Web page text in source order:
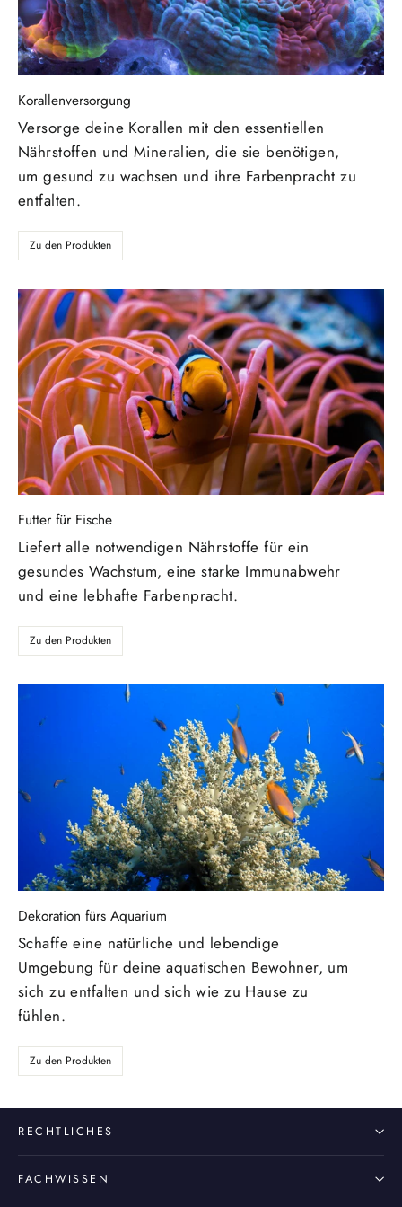
Korallenversorgung
Versorge deine Korallen mit den essentiellen
Nährstoffen und Mineralien, die sie benötigen,
um gesund zu wachsen und ihre Farbenpracht zu
entfalten.
Zu den Produkten
Futter für Fische
Liefert alle notwendigen Nährstoffe für ein
gesundes Wachstum, eine starke Immunabwehr
und eine lebhafte Farbenpracht.
Zu den Produkten
Dekoration fürs Aquarium
Schaffe eine natürliche und lebendige
Umgebung für deine aquatischen Bewohner, um
sich zu entfalten und sich wie zu Hause zu
fühlen.
Zu den Produkten
RECHTLICHES
FACHWISSEN